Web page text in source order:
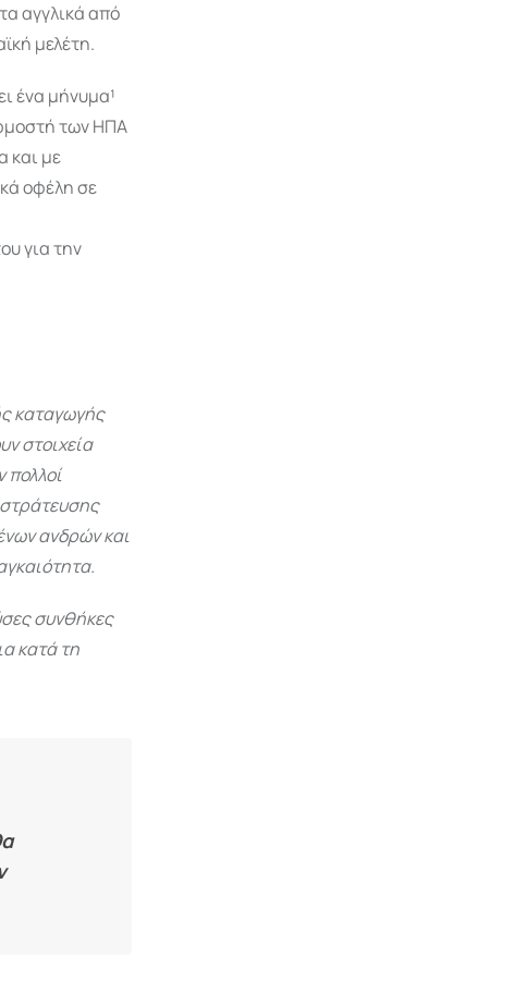
αγγλικά από
μελέτη.
ένα μήνυμα¹
των ΗΠΑ
και με
οφέλη σε
για την
καταγωγής
στοιχεία
ανδρών και
συνθήκες
κατά τη